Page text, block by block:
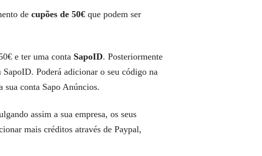
de cupões de 50€ que podem ser
e ter uma conta SapoID. Posteriormente
SapoID. Poderá adicionar o seu código na
sua conta Sapo Anúncios.
assim a sua empresa, os seus
mais créditos através de Paypal,